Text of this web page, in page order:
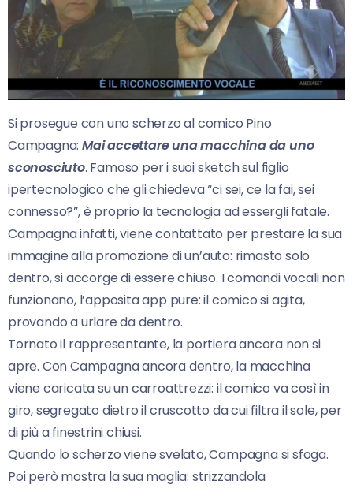
Si prosegue con uno scherzo al comico Pino
Campagna: Mai accettare una macchina da uno
sconosciuto. Famoso per i suoi sketch sul figlio
ipertecnologico che gli chiedeva “ci sei, ce la fai, sei
connesso?”, è proprio la tecnologia ad essergli fatale.
Campagna infatti, viene contattato per prestare la sua
immagine alla promozione di un’auto: rimasto solo
dentro, si accorge di essere chiuso. I comandi vocali non
funzionano, l’apposita app pure: il comico si agita,
provando a urlare da dentro.
Tornato il rappresentante, la portiera ancora non si
apre. Con Campagna ancora dentro, la macchina
viene caricata su un carroattrezzi: il comico va così in
giro, segregato dietro il cruscotto da cui filtra il sole, per
di più a finestrini chiusi.
Quando lo scherzo viene svelato, Campagna si sfoga.
Poi però mostra la sua maglia: strizzandola.